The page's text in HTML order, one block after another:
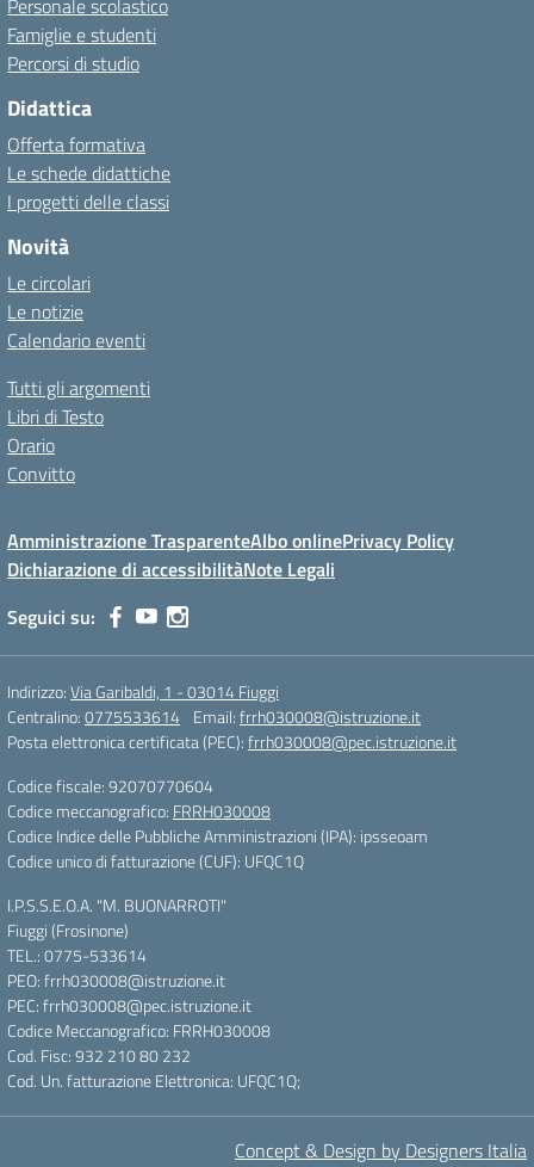
Personale scolastico
Famiglie e studenti
Percorsi di studio
Didattica
Offerta formativa
Le schede didattiche
I progetti delle classi
Novità
Le circolari
Le notizie
Calendario eventi
Tutti gli argomenti
Libri di Testo
Orario
Convitto
Amministrazione TrasparenteAlbo onlinePrivacy Policy
Dichiarazione di accessibilitàNote Legali
Seguici su:
Indirizzo:Via Garibaldi, 1 - 03014 Fiuggi
Centralino:0775533614 Email:frrh030008@istruzione.it
Posta elettronica certificata (PEC):frrh030008@pec.istruzione.it
Codice fiscale: 92070770604
Codice meccanografico: FRRH030008
Codice Indice delle Pubbliche Amministrazioni (IPA): ipsseoam
Codice unico di fatturazione (CUF): UFQC1Q
I.P.S.S.E.O.A. "M. BUONARROTI"
Fiuggi (Frosinone)
TEL.: 0775-533614
PEO: frrh030008@istruzione.it
PEC: frrh030008@pec.istruzione.it
Codice Meccanografico: FRRH030008
Cod. Fisc: 932 210 80 232
Cod. Un. fatturazione Elettronica: UFQC1Q;
Concept & Design by Designers Italia